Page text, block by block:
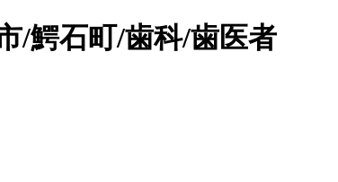
/鰐石町/歯科/歯医者